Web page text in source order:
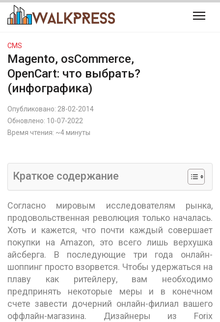
CMS
Magento, osCommerce,
OpenCart: что выбрать?
(инфографика)
Опубликовано: 28-02-2014
Обновлено: 10-07-2022
Время чтения: ~4 минуты
Краткое содержание
Согласно мировым исследователям рынка,
продовольственная революция только началась.
Хоть и кажется, что почти каждый совершает
покупки на Amazon, это всего лишь верхушка
айсберга. В последующие три года онлайн-
шоппинг просто взорвется. Чтобы удержаться на
плаву как ритейлеру, вам необходимо
предпринять некоторые меры и в конечном
счете завести дочерний онлайн-филиал вашего
оффлайн-магазина. Дизайнеры из Forix